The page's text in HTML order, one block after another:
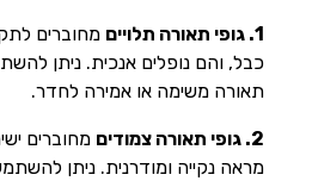
מחוברים לתקרה
כבל, והם נופלים אנכית. ניתן להשתמש
תאורה משימה או אמירה לחדר.
מחוברים ישירות
מראה נקייה ומודרנית. ניתן להשתמש